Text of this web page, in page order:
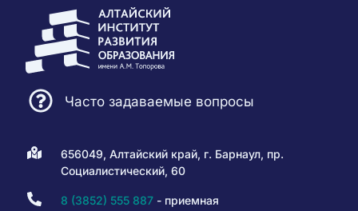
Часто задаваемые вопросы
656049, Алтайский край, г. Барнаул, пр.
Социалистический, 60
8 (3852) 555 887- приемная